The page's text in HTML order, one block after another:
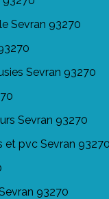
Sevran 93270
Sevran 93270
Sevran 93270
et pvc Sevran
93270